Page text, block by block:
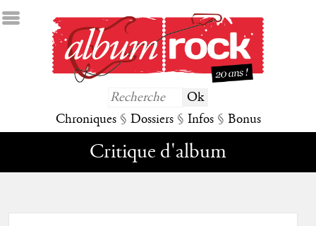
Chroniques § Dossiers § Infos § Bonus
Critique d'album